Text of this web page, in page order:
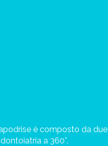
è composto da due
a 360°.